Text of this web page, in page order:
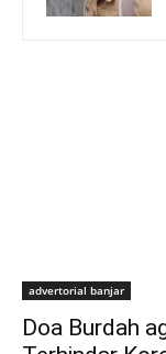
advertorial banjar
Doa Burdah